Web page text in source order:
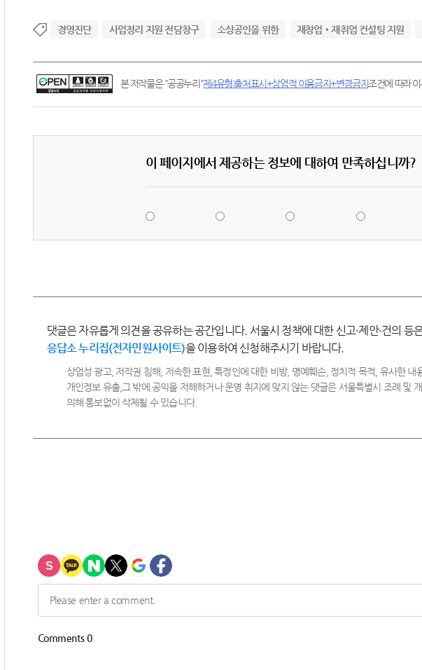
경영진단 사업정리 지원 전담창구 소상공인을 위한 재창업‧재취업 컨설팅 지원
본 저작물은 "공공누리"제4유형:출처표시+상업적 이용금지+변경금지조건에 따라
이 페이지에서 제공하는 정보에 대하여 만족하십니까?
댓글은 자유롭게 의견을 공유하는 공간입니다. 서울시 정책에 대한 신고·제안·건의 등
응답소 누리집(전자민원사이트)을 이용하여 신청해주시기 바랍니다.
상업성 광고, 저작권 침해, 저속한 표현, 특정인에 대한 비방, 명예훼손, 정치적 목적, 유사한 내
개인정보 유출,그 밖에 공익을 저해하거나 운영 취지에 맞지 않는 댓글은 서울특별시 조례 및
의해 통보없이 삭제될 수 있습니다.